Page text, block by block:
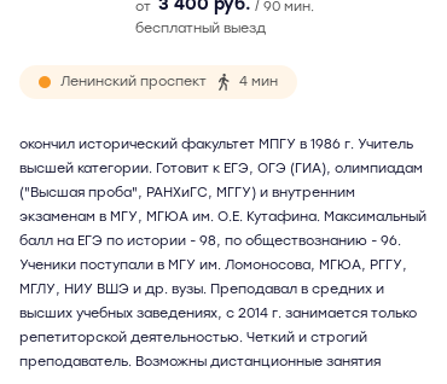
от 3 400 руб. / 90 мин.
бесплатный выезд
Ленинский проспект 4 мин
окончил исторический факультет МПГУ в 1986 г. Учитель
высшей категории. Готовит к ЕГЭ, ОГЭ (ГИА), олимпиадам
("Высшая проба", РАНХиГС, МГГУ) и внутренним
экзаменам в МГУ, МГЮА им. О.Е. Кутафина. Максимальный
балл на ЕГЭ по истории - 98, по обществознанию - 96.
Ученики поступали в МГУ им. Ломоносова, МГЮА, РГГУ,
МГЛУ, НИУ ВШЭ и др. вузы. Преподавал в средних и
высших учебных заведениях, с 2014 г. занимается только
репетиторской деятельностью. Четкий и строгий
преподаватель. Возможны дистанционные занятия